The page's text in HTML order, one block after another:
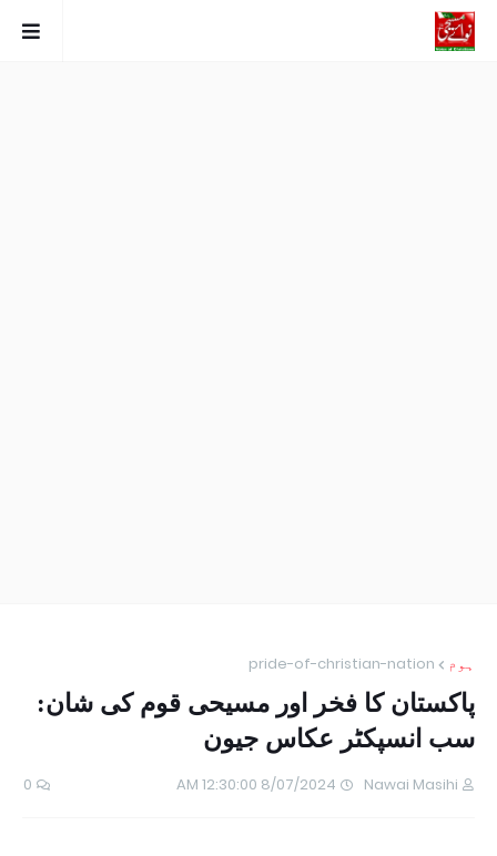
ہوم pride-of-christian-nation
پاکستان کا فخر اور مسیحی قوم کی شان:
سب انسپکٹر عکاس جیون
Nawai Masihi
8/07/2024 12:30:00 AM
0